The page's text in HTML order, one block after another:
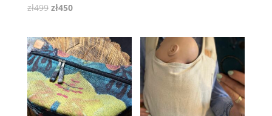
zł499 Pierwotna
zł450Aktualna